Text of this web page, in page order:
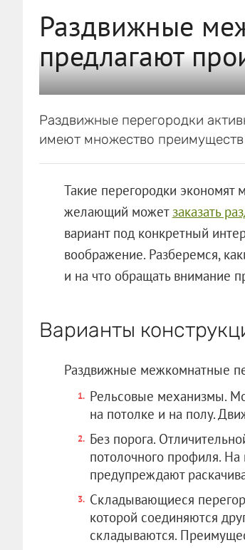
Раздвижные
предлагают
Раздвижные перегородки
имеют множество преимуществ
Такие перегородки экономят
желающий может заказать
вариант под конкретный
воображение. Разберемся,
и на что обращать внимание
Варианты
Раздвижные межкомнатные
Рельсовые механизмы.
на потолке и на полу.
Без порога.
потолочного профиля.
предупреждают
Складывающиеся
которой соединяются
складываются.